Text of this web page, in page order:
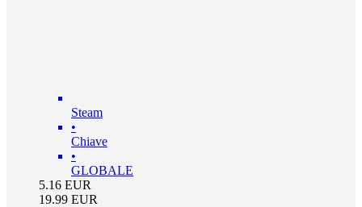
Steam
•
Chiave
•
GLOBALE
5.16 EUR
19.99 EUR